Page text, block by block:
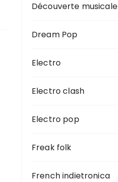
Découverte musicale
Dream Pop
Electro
Electro clash
Electro pop
Freak folk
French indietronica